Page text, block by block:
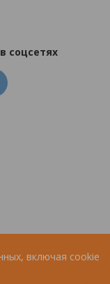
включая cookie
соцсетях